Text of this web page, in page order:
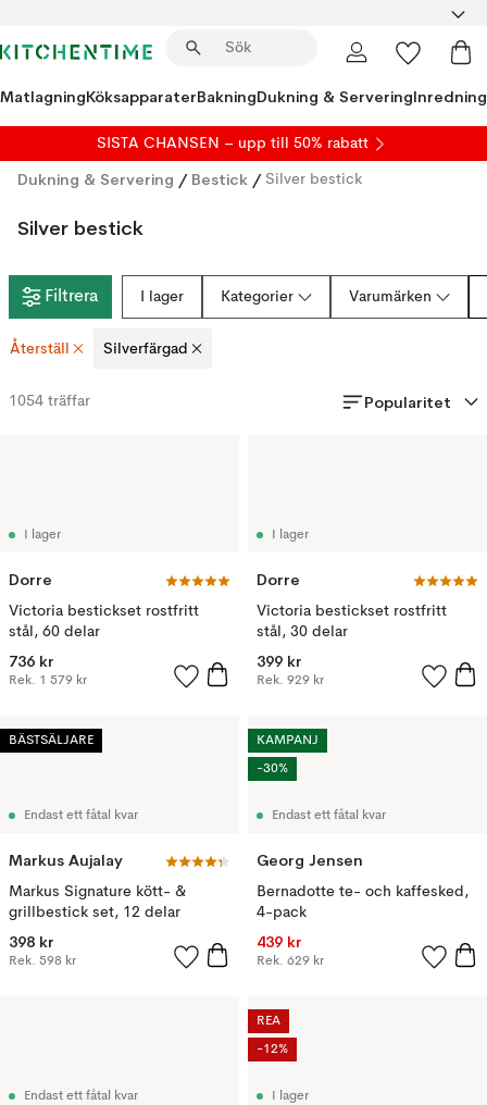
MatlagningKöksapparaterBakningDukning & ServeringInredning
SISTA CHANSEN – upp till 50% rabatt
Dukning & Servering / Bestick / Silver bestick
Silver bestick
Filtrera I lager Kategorier Varumärken
Återställ Silverfärgad
1054 träffar Popularitet
I lager
Dorre
Victoria bestickset rostfritt
stål, 60 delar
736 kr
Rek. 1 579 kr
I lager
Dorre
Victoria bestickset rostfritt
stål, 30 delar
399 kr
Rek. 929 kr
Endast ett fåtal kvar
Markus Aujalay
Markus Signature kött- &
grillbestick set, 12 delar
398 kr
Rek. 598 kr
BÄSTSÄLJARE
Endast ett fåtal kvar
Georg Jensen
Bernadotte te- och kaffesked,
4-pack
439 kr
Rek. 629 kr
KAMPANJ
-30%
Endast ett fåtal kvar I lager
REA
-12%